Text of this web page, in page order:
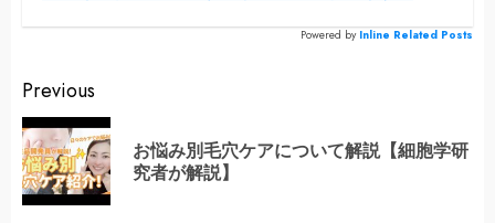
Powered by Inline Related Posts
Continue
Reading
Previous
お悩み別毛穴ケアについて解説【細胞学研
究者が解説】